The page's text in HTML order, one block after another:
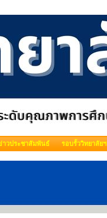
าวประชาสัมพันธ์ รอบรั้ววิทยาลัยฯ